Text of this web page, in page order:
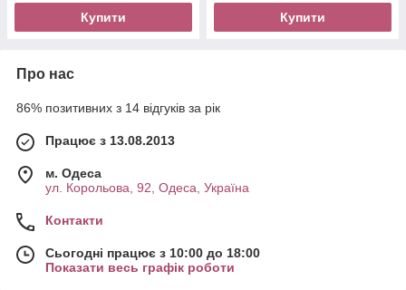
Купити Купити
Про нас
86% позитивних з 14 відгуків за рік
Працює з 13.08.2013
м. Одеса
ул. Корольова, 92, Одеса, Україна
Контакти
Сьогодні працює з 10:00 до 18:00
Показати весь графік роботи